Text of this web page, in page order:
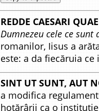
REDDE CAESARI
Dumnezeu cele ce sunt
romanilor, Iisus a
este: a da fiecăruia ce
SINT UT SUNT, AUT
a modifica
hotărârii ca o